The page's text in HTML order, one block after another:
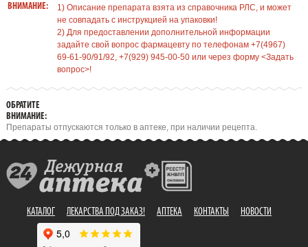
ВНИМАНИЕ:
1) Описание препарата взята из справочника РЛС, и может
не совпадать с инструкцией на упаковки!
2) Для предоставлении дополнительной информации
задайте свой вопрос фармацевту по телефонам +7(4967)
69-61-90/91/92, +7(929) 945-00-50 или через форму <Задать
вопрос>!
ОБРАТИТЕ
ВНИМАНИЕ:
Препараты отпускаются только в аптеке, при наличии рецепта.
КАТАЛОГ ЛЕКАРСТВА ПОД ЗАКАЗ! АПТЕКА КОНТАКТЫ НОВОСТИ